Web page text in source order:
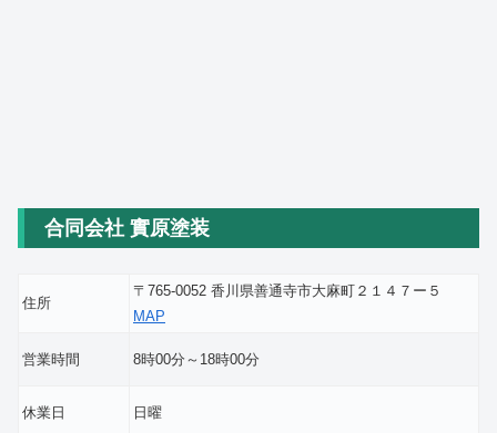
合同会社 實原塗装
住所
〒765-0052 香川県善通寺市大麻町２１４７ー５
MAP
営業時間 8時00分～18時00分
休業日 日曜